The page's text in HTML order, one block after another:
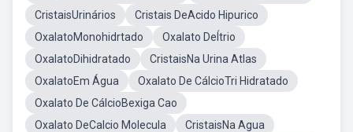
CristaisUrinários
Cristais DeAcido Hipurico
OxalatoMonohidrtado
Oxalato DeÍtrio
OxalatoDihidratado
CristaisNa Urina Atlas
OxalatoEm Água
Oxalato De CálcioTri Hidratado
Oxalato De CálcioBexiga Cao
Oxalato DeCalcio Molecula
CristaisNa Agua